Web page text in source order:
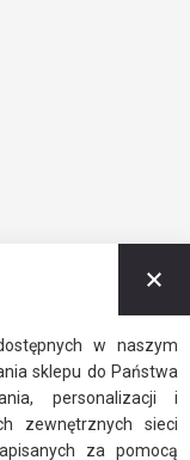
w naszym
sklepu do Państwa
personalizacji i
zewnętrznych sieci
za pomocą